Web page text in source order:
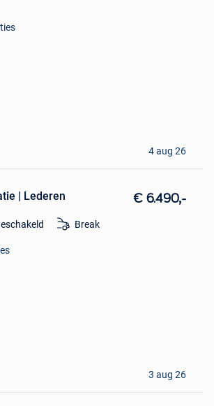
4 aug 26
| Lederen € 6.490,-
Break
3 aug 26